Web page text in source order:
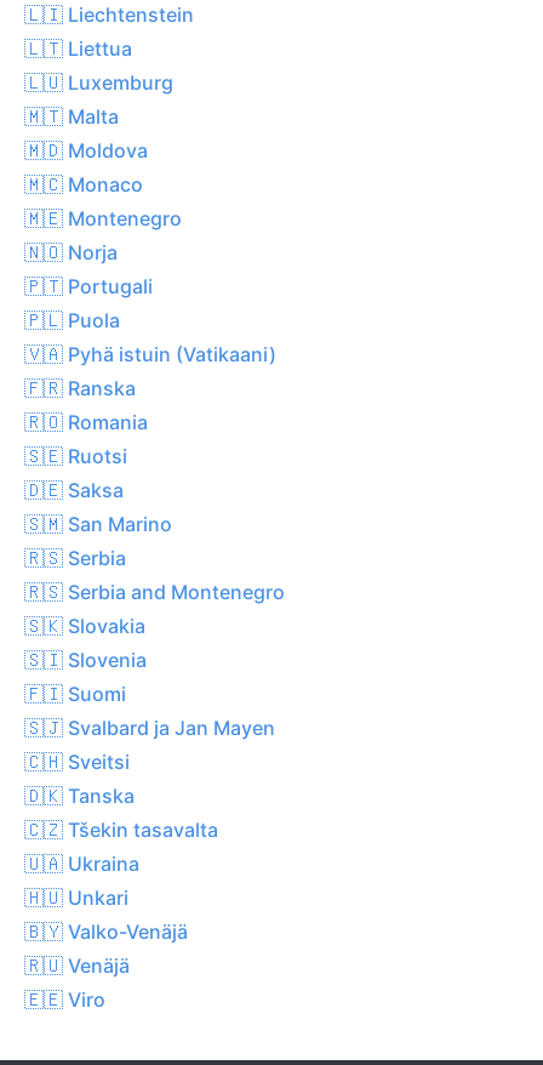
🇱🇮 Liechtenstein
🇱🇹 Liettua
🇱🇺 Luxemburg
🇲🇹 Malta
🇲🇩 Moldova
🇲🇨 Monaco
🇲🇪 Montenegro
🇳🇴 Norja
🇵🇹 Portugali
🇵🇱 Puola
🇻🇦 Pyhä istuin (Vatikaani)
🇫🇷 Ranska
🇷🇴 Romania
🇸🇪 Ruotsi
🇩🇪 Saksa
🇸🇲 San Marino
🇷🇸 Serbia
🇷🇸 Serbia and Montenegro
🇸🇰 Slovakia
🇸🇮 Slovenia
🇫🇮 Suomi
🇸🇯 Svalbard ja Jan Mayen
🇨🇭 Sveitsi
🇩🇰 Tanska
🇨🇿 Tšekin tasavalta
🇺🇦 Ukraina
🇭🇺 Unkari
🇧🇾 Valko-Venäjä
🇷🇺 Venäjä
🇪🇪 Viro